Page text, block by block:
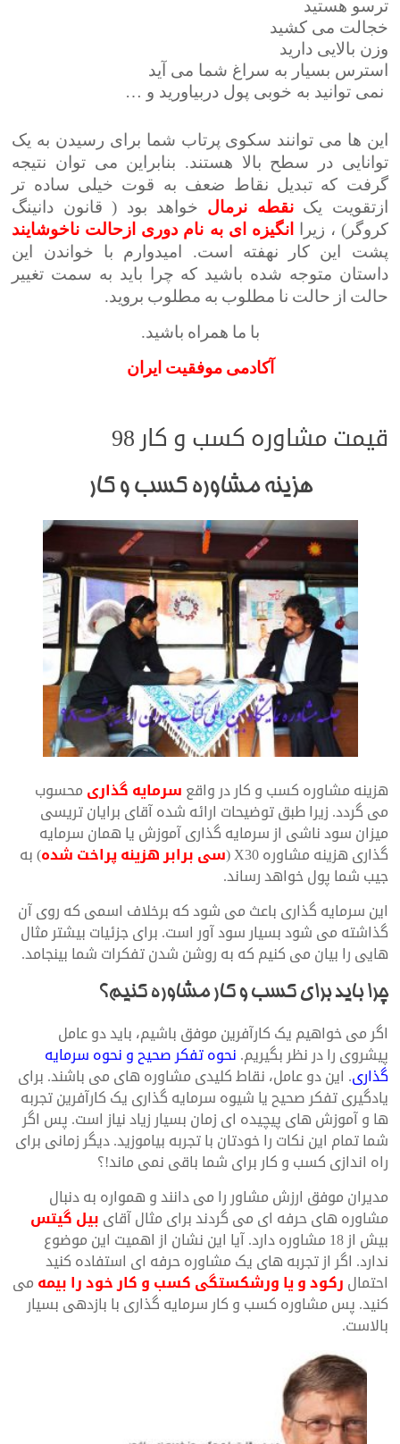
ترسو هستید
خجالت می کشید
وزن بالایی دارید
استرس بسیار به سراغ شما می آید
نمی توانید به خوبی پول دربیاورید و …
این ها می توانند سکوی پرتاب شما برای رسیدن به یک
توانایی در سطح بالا هستند. بنابراین می توان نتیجه
گرفت که تبدیل نقاط ضعف به قوت خیلی ساده تر
ازتقویت یکنقطه نرمال خواهد بود ( قانون دانینگ
کروگر) ، زیرا
انگیزه ای به نام دوری ازحالت ناخوشایند
پشت این کار نهفته است. امیدوارم با خواندن این
داستان متوجه شده باشید که چرا باید به سمت تغییر
حالت از حالت نا مطلوب به مطلوب بروید.
با ما همراه باشید.
آکادمی موفقیت ایران
قیمت مشاوره کسب و کار 98
هزینه مشاوره کسب و کار
هزینه مشاوره کسب و کار در واقعسرمایه گذاریمحسوب
می گردد. زیرا طبق توضیحات ارائه شده آقای برایان تریسی
میزان سود ناشی از سرمایه گذاری آموزش یا همان سرمایه
گذاری هزینه مشاوره X30 ( سی برابر هزینه پراخت شده) به
جیب شما پول خواهد رساند.
این سرمایه گذاری باعث می شود که برخلاف اسمی که روی آن
گذاشته می شود بسیار سود آور است. برای جزئیات بیشتر مثال
هایی را بیان می کنیم که به روشن شدن تفکرات شما بینجامد.
چرا باید برای کسب و کار مشاوره کنیم؟
اگر می خواهیم یک کارآفرین موفق باشیم، باید دو عامل
پیشروی را در نظر بگیریم.نحوه تفکر صحیح و نحوه سرمایه
گذاری. این دو عامل، نقاط کلیدی مشاوره های می باشند. برای
یادگیری تفکر صحیح یا شیوه سرمایه گذاری یک کارآفرین تجربه
ها و آموزش های پیچیده ای زمان بسیار زیاد نیاز است. پس اگر
شما تمام این نکات را خودتان با تجربه بیاموزید. دیگر زمانی برای
راه اندازی کسب و کار برای شما باقی نمی ماند!؟
مدیران موفق ارزش مشاور را می دانند و همواره به دنبال
مشاوره های حرفه ای می گردند برای مثال آقایبیل گیتس
بیش از 18 مشاوره دارد. آیا این نشان از اهمیت این موضوع
ندارد. اگر از تجربه های یک مشاوره حرفه ای استفاده کنید
احتمالرکود و یا ورشکستگی کسب و کار خود را بیمهمی
کنید. پس مشاوره کسب و کار سرمایه گذاری با بازدهی بسیار
بالاست.